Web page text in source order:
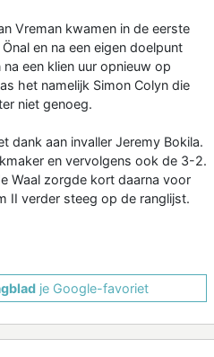
Vreman kwamen in de eerste
en na een eigen doelpunt
een klien uur opnieuw op
het namelijk Simon Colyn die
niet genoeg.
dank aan invaller Jeremy Bokila.
en vervolgens ook de 3-2.
Waal zorgde kort daarna voor
II verder steeg op de ranglijst.
je Google-favoriet